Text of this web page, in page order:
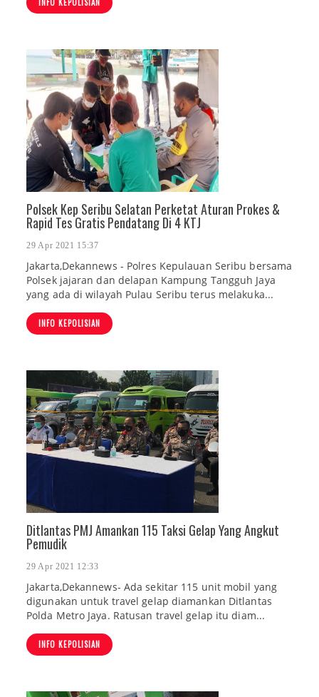
Polsek Kep Seribu Selatan Perketat Aturan Prokes &
Rapid Tes Gratis Pendatang Di 4 KTJ
29 Apr 2021 15:37
Jakarta,Dekannews - Polres Kepulauan Seribu bersama
Polsek jajaran dan delapan Kampung Tangguh Jaya
yang ada di wilayah Pulau Seribu terus melakuka...
INFO KEPOLISIAN
Ditlantas PMJ Amankan 115 Taksi Gelap Yang Angkut
Pemudik
29 Apr 2021 12:33
Jakarta,Dekannews- Ada sekitar 115 unit mobil yang
digunakan untuk travel gelap diamankan Ditlantas
Polda Metro Jaya. Ratusan travel gelap itu diam...
INFO KEPOLISIAN